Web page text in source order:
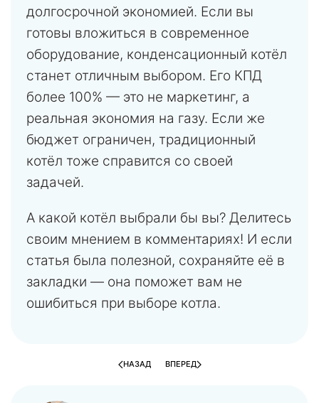
долгосрочной экономией. Если вы
готовы вложиться в современное
оборудование, конденсационный котёл
станет отличным выбором. Его КПД
более 100% — это не маркетинг, а
реальная экономия на газу. Если же
бюджет ограничен, традиционный
котёл тоже справится со своей
задачей.
А какой котёл выбрали бы вы? Делитесь
своим мнением в комментариях! И если
статья была полезной, сохраняйте её в
закладки — она поможет вам не
ошибиться при выборе котла.
НАЗАД ВПЕРЕД